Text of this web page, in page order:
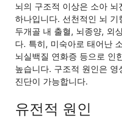
뇌의 구조적 이상은 소아
하나입니다. 선천적인 뇌
두개골 내 출혈, 뇌종양, 외
다. 특히, 미숙아로 태어난
뇌실백질 연화증 등으로 인
높습니다. 구조적 원인은 영
진단이 가능합니다.
유전적 원인